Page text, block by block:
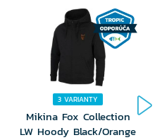
3 VARIANTY
Mikina Fox Collection
LW Hoody Black/Orange